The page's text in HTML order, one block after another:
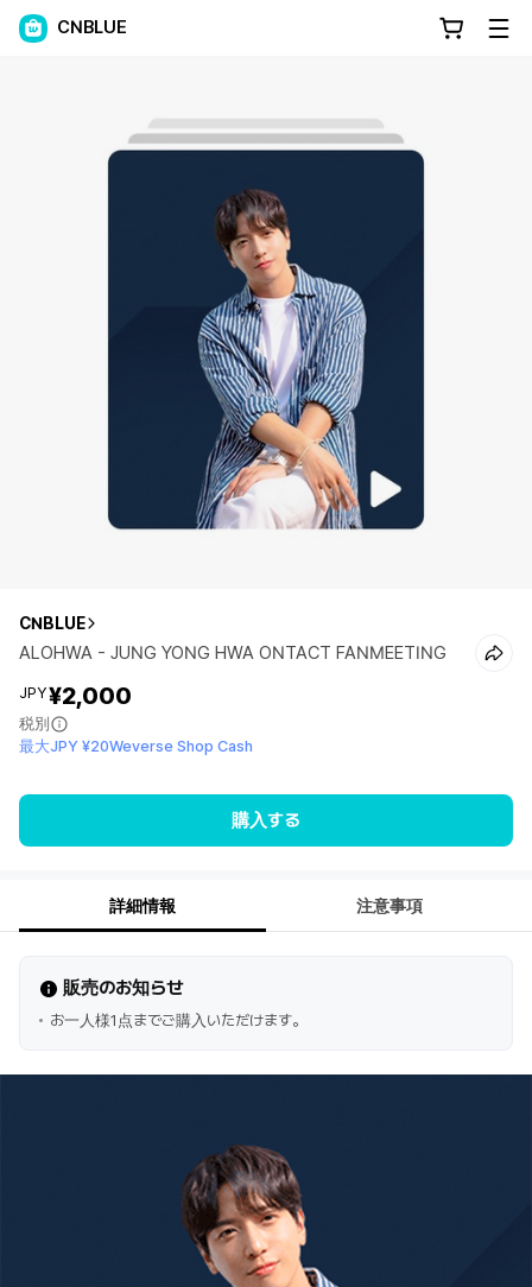
CNBLUE
CNBLUE
ALOHWA - JUNG YONG HWA ONTACT FANMEETING
JPY¥2,000
税別
最大JPY ¥20Weverse Shop Cash
購入する
詳細情報 注意事項
販売のお知らせ
お一人様1点までご購入いただけます。